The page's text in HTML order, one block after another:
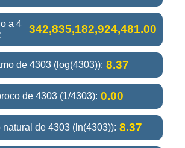
a 4
342,835,182,924,481.00
de 4303 (log(4303)): 8.37
de 4303 (1/4303): 0.00
natural de 4303 (ln(4303)): 8.37